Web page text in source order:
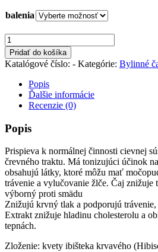
balenia
množstvo
Ibištek
(kvet)
Pridať do košíka
Katalógové číslo: - Kategórie: Bylinné
Popis
Ďalšie informácie
Recenzie (0)
Popis
Prispieva k normálnej činnosti cievnej
črevného traktu. Má tonizujúci účinok
obsahujú látky, ktoré môžu mať
trávenie a vylučovanie žlče. Čaj znižuje
výborný proti smädu
Znižujú krvný tlak a podporujú
Extrakt znižuje hladinu cholesterolu a
tepnách.
Zloženie: kvety ibišteka krvavého